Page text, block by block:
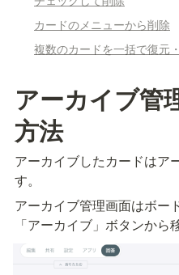
カードのメニューから削除
複数のカードを一括で復元
アーカイブ管
方法
アーカイブしたカードはア
す。
アーカイブ管理画面はボー
「アーカイブ」ボタンから